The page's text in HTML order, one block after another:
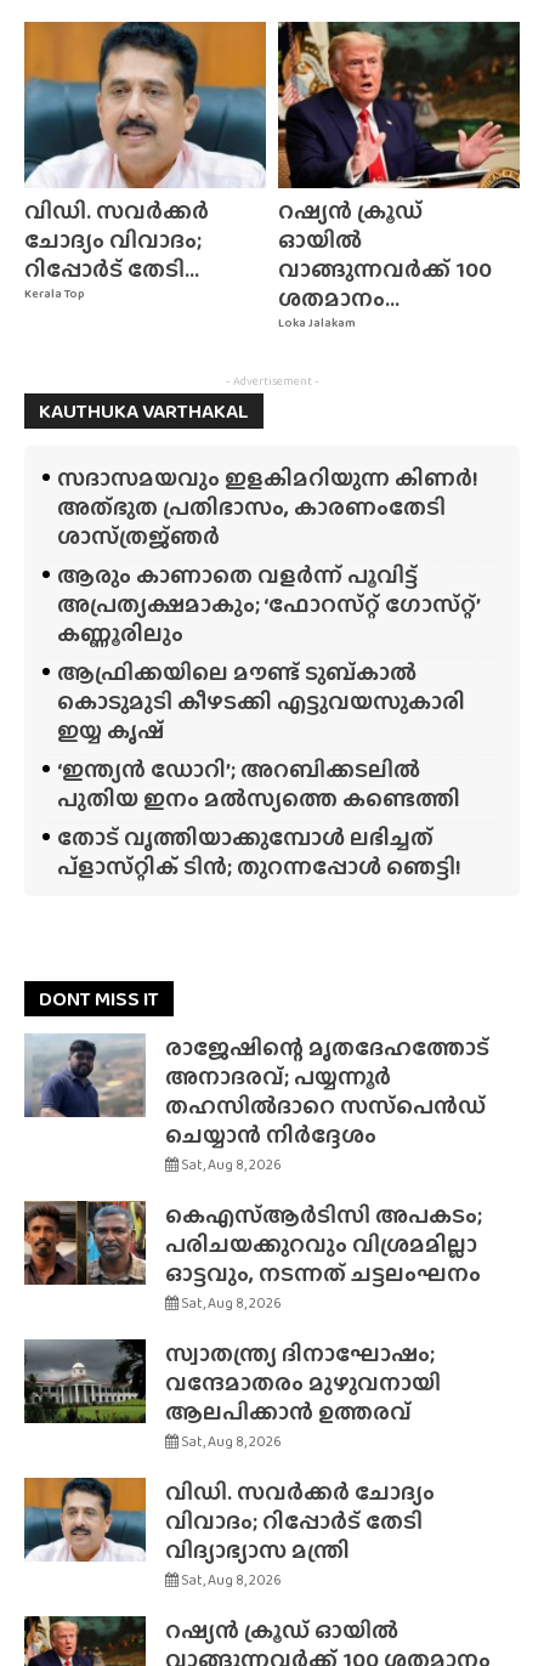
Kerala Top
വിഡി. സവർക്കർ
ചോദ്യം വിവാദം;
റിപ്പോർട് തേടി...
Loka Jalakam
റഷ്യൻ ക്രൂഡ്
ഓയിൽ
വാങ്ങുന്നവർക്ക് 100
ശതമാനം...
- Advertisement -
KAUTHUKA VARTHAKAL
സദാസമയവും ഇളകിമറിയുന്ന കിണർ!
അത്‌ഭുത പ്രതിഭാസം, കാരണംതേടി
ശാസ്‌ത്രജ്‌ഞർ
ആരും കാണാതെ വളർന്ന് പൂവിട്ട്
അപ്രത്യക്ഷമാകും; ‘ഫോറസ്‌റ്റ്‌ ഗോസ്‌റ്റ്’
കണ്ണൂരിലും
ആഫ്രിക്കയിലെ മൗണ്ട് ടുബ്‌കാൽ
കൊടുമുടി കീഴടക്കി എട്ടുവയസുകാരി
ഇയ്യ കൃഷ്
‘ഇന്ത്യൻ ഡോറി’; അറബിക്കടലിൽ
പുതിയ ഇനം മൽസ്യത്തെ കണ്ടെത്തി
തോട് വൃത്തിയാക്കുമ്പോൾ ലഭിച്ചത്
പ്‌ളാസ്‌റ്റിക് ടിൻ; തുറന്നപ്പോൾ ഞെട്ടി!
DONT MISS IT
രാജേഷിന്റെ മൃതദേഹത്തോട്
അനാദരവ്; പയ്യന്നൂർ
തഹസിൽദാറെ സസ്‌പെൻഡ്
ചെയ്യാൻ നിർദ്ദേശം
Sat, Aug 8, 2026
കെഎസ്ആർടിസി അപകടം;
പരിചയക്കുറവും വിശ്രമമില്ലാ
ഓട്ടവും, നടന്നത് ചട്ടലംഘനം
Sat, Aug 8, 2026
സ്വാതന്ത്ര്യ ദിനാഘോഷം;
വന്ദേമാതരം മുഴുവനായി
ആലപിക്കാൻ ഉത്തരവ്
Sat, Aug 8, 2026
വിഡി. സവർക്കർ ചോദ്യം
വിവാദം; റിപ്പോർട് തേടി
വിദ്യാഭ്യാസ മന്ത്രി
Sat, Aug 8, 2026
റഷ്യൻ ക്രൂഡ് ഓയിൽ